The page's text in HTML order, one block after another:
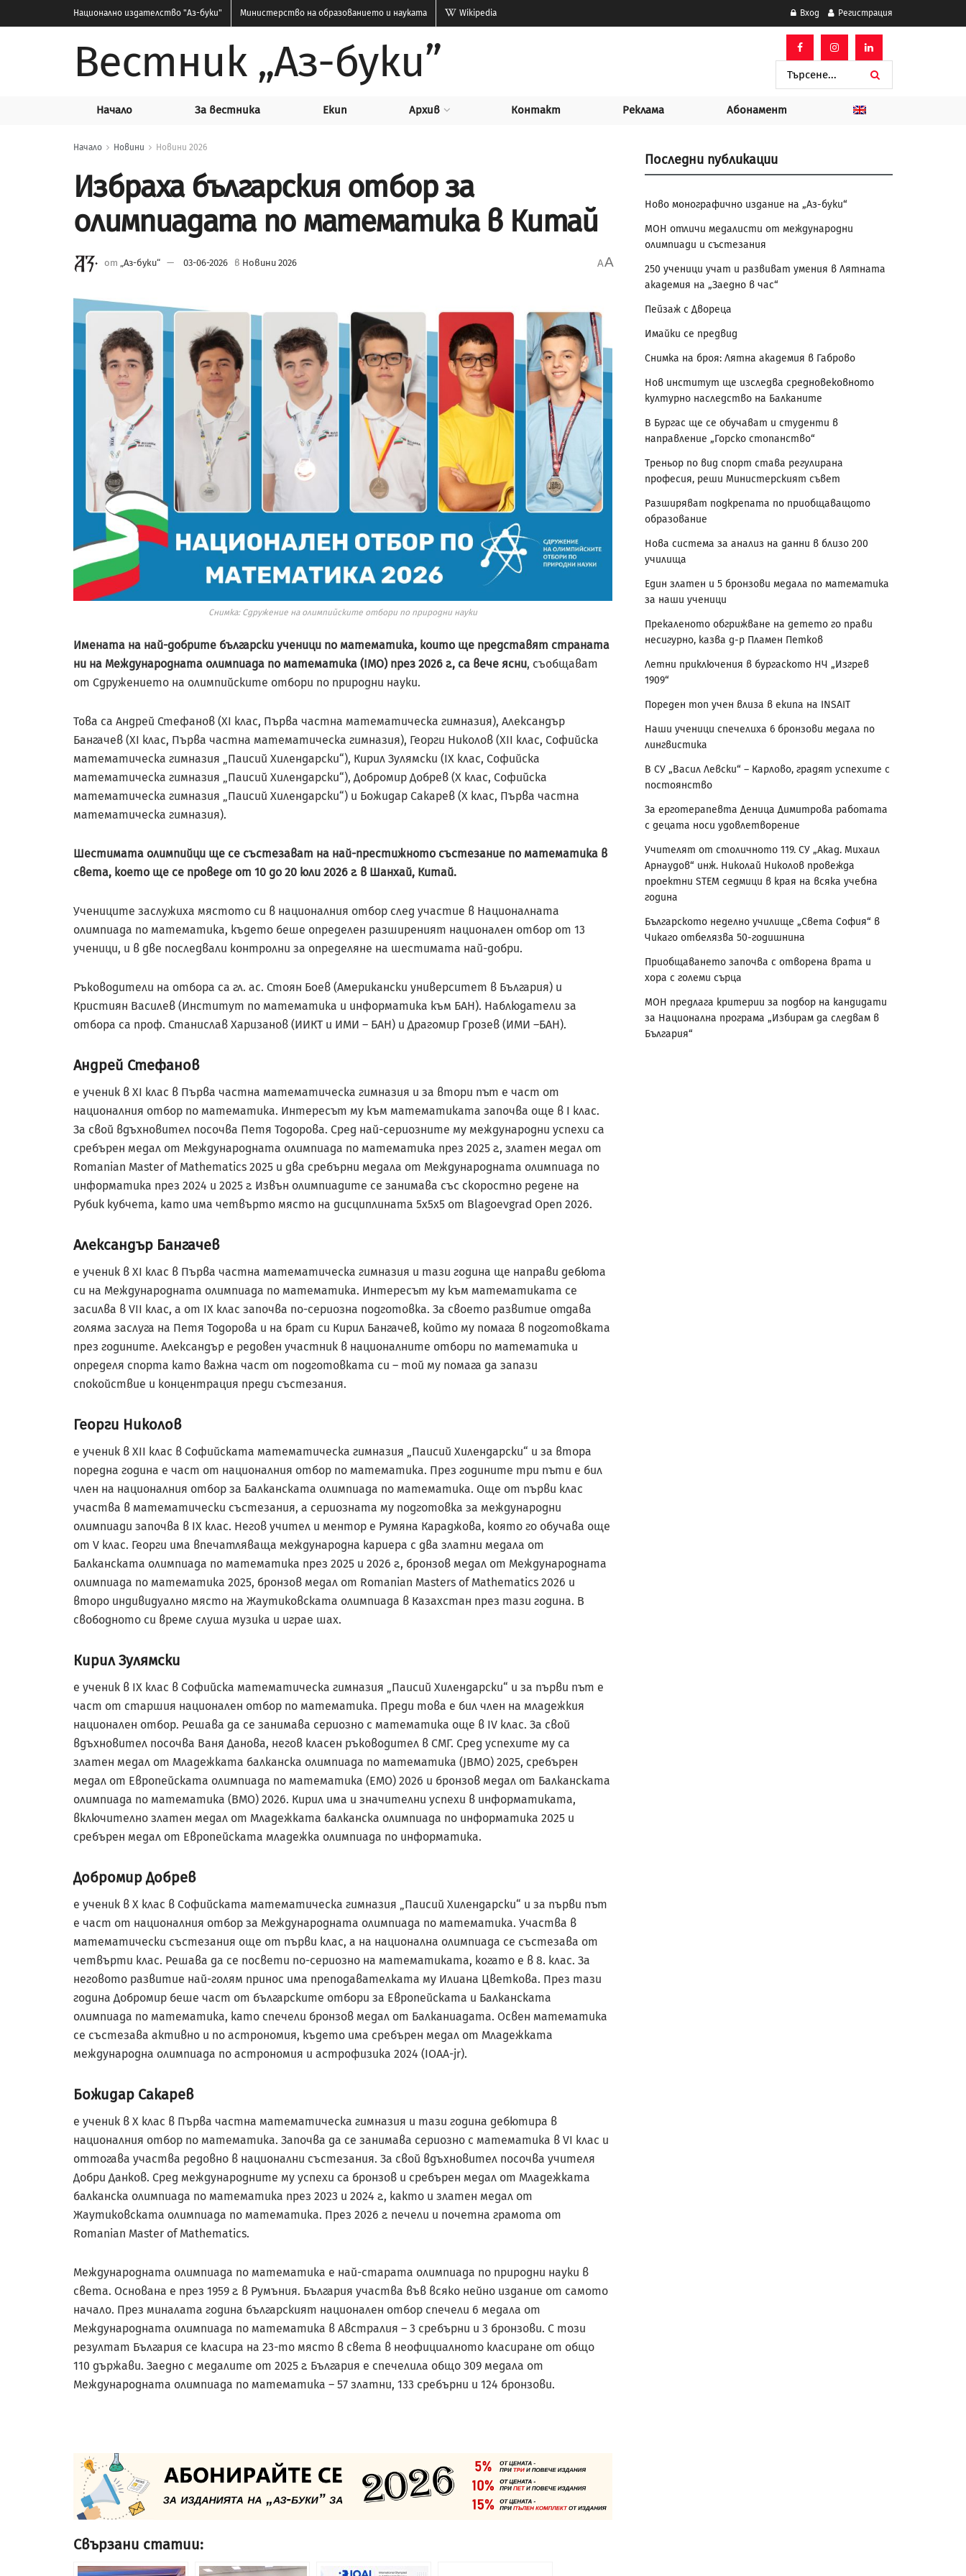
Национално издателство "Аз-буки" Министерство на образованието и науката Wikipedia Вход Регистрация
Вестник „Аз-буки”
Начало За вестника Екип Архив Контакт Реклама Абонамент
Начало Новини Новини 2026
Избраха българския отбор за
олимпиадата по математика в Китай
от „Аз-буки“ 03-06-2026 в Новини 2026 AA
Снимка: Сдружение на олимпийските отбори по природни науки
Имената на най-добрите български ученици по математика, които ще представят страната
ни на Международната олимпиада по математика (IMO) през 2026 г., са вече ясни, съобщават
от Сдружението на олимпийските отбори по природни науки.
Това са Андрей Стефанов (XI клас, Първа частна математическа гимназия), Александър
Бангачев (XI клас, Първа частна математическа гимназия), Георги Николов (XII клас, Софийска
математическа гимназия „Паисий Хилендарски“), Кирил Зулямски (IX клас, Софийска
математическа гимназия „Паисий Хилендарски“), Добромир Добрев (X клас, Софийска
математическа гимназия „Паисий Хилендарски“) и Божидар Сакарев (X клас, Първа частна
математическа гимназия).
Шестимата олимпийци ще се състезават на най-престижното състезание по математика в
света, което ще се проведе от 10 до 20 юли 2026 г. в Шанхай, Китай.
Учениците заслужиха мястото си в националния отбор след участие в Националната
олимпиада по математика, където беше определен разширеният национален отбор от 13
ученици, и в две последвали контролни за определяне на шестимата най-добри.
Ръководители на отбора са гл. ас. Стоян Боев (Американски университет в България) и
Кристиян Василев (Институт по математика и информатика към БАН). Наблюдатели за
отбора са проф. Станислав Харизанов (ИИКТ и ИМИ – БАН) и Драгомир Грозев (ИМИ –БАН).
Андрей Стефанов
е ученик в XI клас в Първа частна математическа гимназия и за втори път е част от
националния отбор по математика. Интересът му към математиката започва още в I клас.
За свой вдъхновител посочва Петя Тодорова. Сред най-сериозните му международни успехи са
сребърен медал от Международната олимпиада по математика през 2025 г., златен медал от
Romanian Master of Mathematics 2025 и два сребърни медала от Международната олимпиада по
информатика през 2024 и 2025 г. Извън олимпиадите се занимава със скоростно редене на
Рубик кубчета, като има четвърто място на дисциплината 5x5x5 от Blagoevgrad Open 2026.
Александър Бангачев
е ученик в XI клас в Първа частна математическа гимназия и тази година ще направи дебюта
си на Международната олимпиада по математика. Интересът му към математиката се
засилва в VII клас, а от IX клас започва по-сериозна подготовка. За своето развитие отдава
голяма заслуга на Петя Тодорова и на брат си Кирил Бангачев, който му помага в подготовката
през годините. Александър е редовен участник в националните отбори по математика и
определя спорта като важна част от подготовката си – той му помага да запази
спокойствие и концентрация преди състезания.
Георги Николов
е ученик в XII клас в Софийската математическа гимназия „Паисий Хилендарски“ и за втора
поредна година е част от националния отбор по математика. През годините три пъти е бил
член на националния отбор за Балканската олимпиада по математика. Още от първи клас
участва в математически състезания, а сериозната му подготовка за международни
олимпиади започва в IX клас. Негов учител и ментор е Румяна Караджова, която го обучава още
от V клас. Георги има впечатляваща международна кариера с два златни медала от
Балканската олимпиада по математика през 2025 и 2026 г., бронзов медал от Международната
олимпиада по математика 2025, бронзов медал от Romanian Masters of Mathematics 2026 и
второ индивидуално място на Жаутиковската олимпиада в Казахстан през тази година. В
свободното си време слуша музика и играе шах.
Кирил Зулямски
е ученик в IX клас в Софийска математическа гимназия „Паисий Хилендарски“ и за първи път е
част от старшия национален отбор по математика. Преди това е бил член на младежкия
национален отбор. Решава да се занимава сериозно с математика още в IV клас. За свой
вдъхновител посочва Ваня Данова, негов класен ръководител в СМГ. Сред успехите му са
златен медал от Младежката балканска олимпиада по математика (JBMO) 2025, сребърен
медал от Европейската олимпиада по математика (EMO) 2026 и бронзов медал от Балканската
олимпиада по математика (BMO) 2026. Кирил има и значителни успехи в информатиката,
включително златен медал от Младежката балканска олимпиада по информатика 2025 и
сребърен медал от Европейската младежка олимпиада по информатика.
Добромир Добрев
е ученик в X клас в Софийската математическа гимназия „Паисий Хилендарски“ и за първи път
е част от националния отбор за Международната олимпиада по математика. Участва в
математически състезания още от първи клас, а на национална олимпиада се състезава от
четвърти клас. Решава да се посвети по-сериозно на математиката, когато е в 8. клас. За
неговото развитие най-голям принос има преподавателката му Илиана Цветкова. През тази
година Добромир беше част от българските отбори за Европейската и Балканската
олимпиада по математика, като спечели бронзов медал от Балканиадата. Освен математика
се състезава активно и по астрономия, където има сребърен медал от Младежката
международна олимпиада по астрономия и астрофизика 2024 (IOAA-jr).
Божидар Сакарев
е ученик в X клас в Първа частна математическа гимназия и тази година дебютира в
националния отбор по математика. Започва да се занимава сериозно с математика в VI клас и
оттогава участва редовно в национални състезания. За свой вдъхновител посочва учителя
Добри Данков. Сред международните му успехи са бронзов и сребърен медал от Младежката
балканска олимпиада по математика през 2023 и 2024 г., както и златен медал от
Жаутиковската олимпиада по математика. През 2026 г. печели и почетна грамота от
Romanian Master of Mathematics.
Международната олимпиада по математика е най-старата олимпиада по природни науки в
света. Основана е през 1959 г. в Румъния. България участва във всяко нейно издание от самото
начало. През миналата година българският национален отбор спечели 6 медала от
Международната олимпиада по математика в Австралия – 3 сребърни и 3 бронзови. С този
резултат България се класира на 23-то място в света в неофициалното класиране от общо
110 държави. Заедно с медалите от 2025 г. България е спечелила общо 309 медала от
Международната олимпиада по математика – 57 златни, 133 сребърни и 124 бронзови.
Свързани статии:
Последни публикации
Ново монографично издание на „Аз-буки“
МОН отличи медалисти от международни
олимпиади и състезания
250 ученици учат и развиват умения в Лятната
академия на „Заедно в час“
Пейзаж с Двореца
Имайки се предвид
Снимка на броя: Лятна академия в Габрово
Нов институт ще изследва средновековното
културно наследство на Балканите
В Бургас ще се обучават и студенти в
направление „Горско стопанство“
Треньор по вид спорт става регулирана
професия, реши Министерският съвет
Разширяват подкрепата по приобщаващото
образование
Нова система за анализ на данни в близо 200
училища
Един златен и 5 бронзови медала по математика
за наши ученици
Прекаленото обгрижване на детето го прави
несигурно, казва д-р Пламен Петков
Летни приключения в бургаското НЧ „Изгрев
1909“
Пореден топ учен влиза в екипа на INSAIT
Наши ученици спечелиха 6 бронзови медала по
лингвистика
В СУ „Васил Левски“ – Карлово, градят успехите с
постоянство
За ерготерапевта Деница Димитрова работата
с децата носи удовлетворение
Учителят от столичното 119. СУ „Акад. Михаил
Арнаудов“ инж. Николай Николов провежда
проектни STEM седмици в края на всяка учебна
година
Българското неделно училище „Света София“ в
Чикаго отбелязва 50-годишнина
Приобщаването започва с отворена врата и
хора с големи сърца
МОН предлага критерии за подбор на кандидати
за Национална програма „Избирам да следвам в
България“